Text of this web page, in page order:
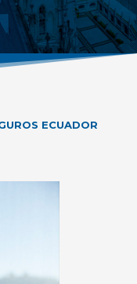
ECUADOR